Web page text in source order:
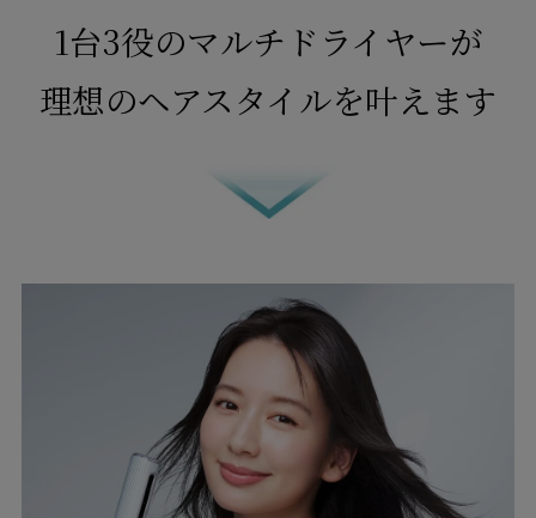
1台3役のマルチドライヤーが
理想のヘアスタイルを叶えます
ズ、汚れ、液晶の画面焼けやピクセル抜け、輝度低下等
ください。
保証期間
【ご注意】2022年4月14日以前に
サービスに加入された方